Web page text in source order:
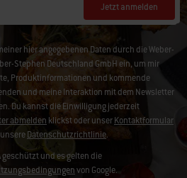
Jetzt anmelden
hier angegebenen Daten durch die Weber-
Stephen Deutschland GmbH ein, um mir
Produktinformationen und kommende
und meine Interaktion mit dem Newsletter
Du kannst die Einwilligung jederzeit
abmelden klickst oder unserKontaktformular
Datenschutzrichtlinie.
geschützt und es gelten die
von Google.